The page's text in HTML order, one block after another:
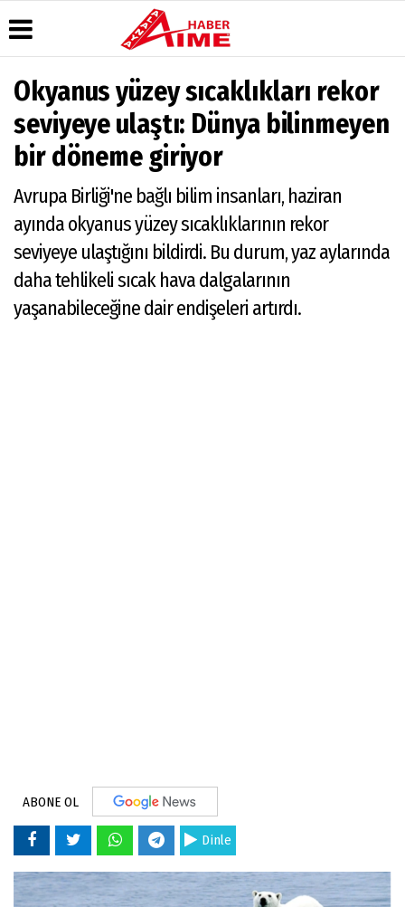
Üye Paneli
Haber
Arşivi
Arşivi
Günün
Haberleri
Durumu
Gazete
Manşetleri
Anketler
Biyografiler
Yazarları
Foto
TV
Gazipaşa
Canlı Uçak
Seyir
Takip
Okyanus yüzey sıcaklıkları rekor
seviyeye ulaştı: Dünya bilinmeyen
bir döneme giriyor
Avrupa Birliği'ne bağlı bilim insanları, haziran
ayında okyanus yüzey sıcaklıklarının rekor
seviyeye ulaştığını bildirdi. Bu durum, yaz aylarında
daha tehlikeli sıcak hava dalgalarının
yaşanabileceğine dair endişeleri artırdı.
ABONE OL
Dinle